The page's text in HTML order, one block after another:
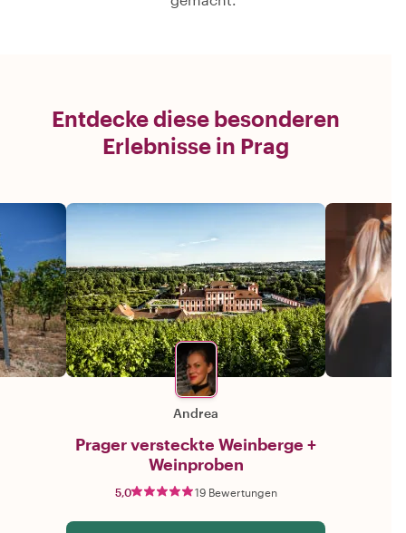
Entdecke diese besonderen
Erlebnisse in Prag
Andrea
Prager versteckte Weinberge +
Weinproben
5,0 19 Bewertungen